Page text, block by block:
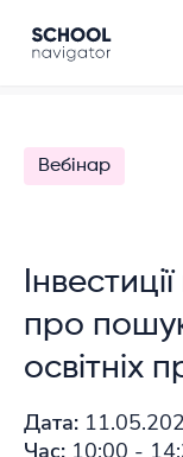
Вебінар
про
освітніх
Дата:
Час: 10:00 -